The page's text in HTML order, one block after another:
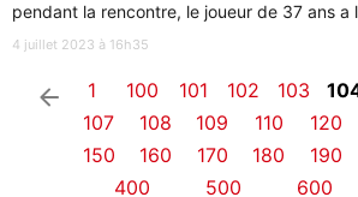
pendant la rencontre, le joueur de 37 ans a
4 juillet 2023 à 16h35
arrow_left 1 100 101 102 103
107
108 109 110 120
150
160 170 180 190
400
500 600